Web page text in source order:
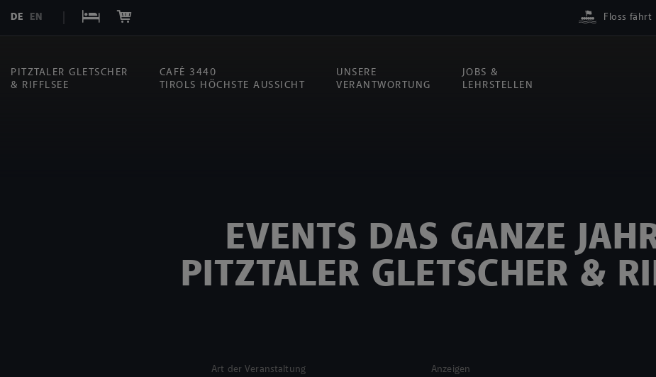
DE EN Floss fährt
PITZTALER GLETSCHER
& RIFFLSEE
CAFÉ 3440
TIROLS HÖCHSTE AUSSICHT
UNSERE
VERANTWORTUNG
JOBS &
LEHRSTELLEN
EVENTS DAS GANZE
PITZTALER GLETSCHER &
Art der Veranstaltung Anzeigen